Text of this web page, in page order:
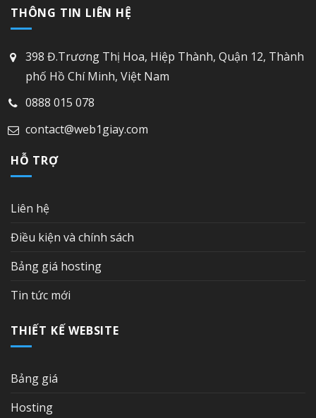
THÔNG TIN LIÊN HỆ
398 Đ.Trương Thị Hoa, Hiệp Thành, Quận 12, Thành
phố Hồ Chí Minh, Việt Nam
0888 015 078
contact@web1giay.com
HỖ TRỢ
Liên hệ
Điều kiện và chính sách
Bảng giá hosting
Tin tức mới
THIẾT KẾ WEBSITE
Bảng giá
Hosting